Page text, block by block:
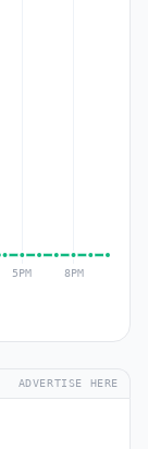
ADVERTISE HERE